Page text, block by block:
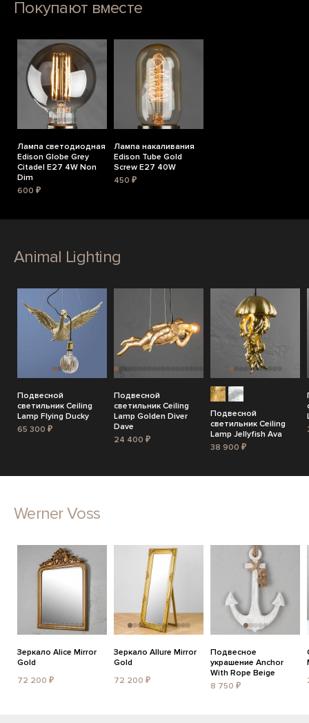
Покупают вместе
Лампа светодиодная
Edison Globe Grey
Citadel E27 4W Non
Dim
600 ₽
Лампа накаливания
Edison Tube Gold
Screw E27 40W
450 ₽
Animal Lighting
Подвесной
светильник Ceiling
Lamp Flying Ducky
65 300 ₽
Подвесной
светильник Ceiling
Lamp Golden Diver
Dave
24 400 ₽
Подвесной
светильник Ceiling
Lamp Jellyfish Ava
38 900 ₽
Werner Voss
Зеркало Alice Mirror
Gold
72 200 ₽
Зеркало Allure Mirror
Gold
72 200 ₽
Подвесное
украшение Anchor
With Rope Beige
8 750 ₽